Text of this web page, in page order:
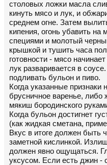
столовых ложки масла
кинуть мясо и лук, и
среднем огне. Затем
кипения, огонь убавить
специями и молотый
крышкой и тушить часа
готовности - мясо
лук разваривается в
подливать бульон и пиво.
Когда указанные признаки
брусничное варенье,
мякиш бородинского
Когда бульон достигнет
(как жидкая сметана,
Вкус в итоге должен быть
заметной кислинкой.
должен явно ощущаться.
уксусом. Если есть джин -